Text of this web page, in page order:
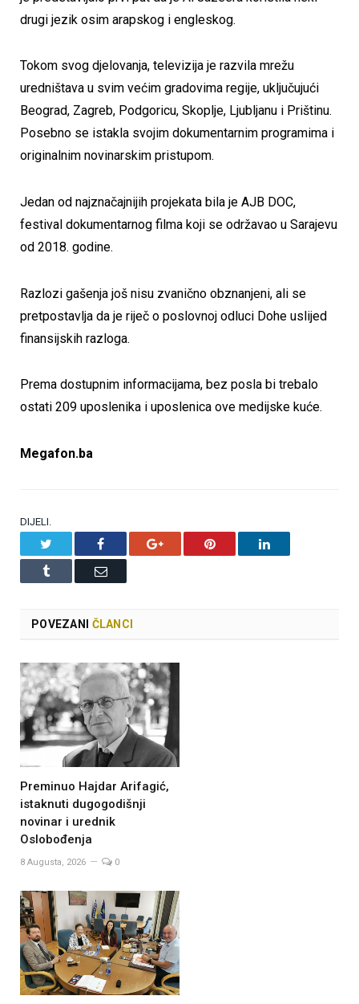
drugi jezik osim arapskog i engleskog.
Tokom svog djelovanja, televizija je razvila mrežu
uredništava u svim većim gradovima regije, uključujući
Beograd, Zagreb, Podgoricu, Skoplje, Ljubljanu i Prištinu.
Posebno se istakla svojim dokumentarnim programima i
originalnim novinarskim pristupom.
Jedan od najznačajnijih projekata bila je AJB DOC,
festival dokumentarnog filma koji se održavao u Sarajevu
od 2018. godine.
Razlozi gašenja još nisu zvanično obznanjeni, ali se
pretpostavlja da je riječ o poslovnoj odluci Dohe uslijed
finansijskih razloga.
Prema dostupnim informacijama, bez posla bi trebalo
ostati 209 uposlenika i uposlenica ove medijske kuće.
Megafon.ba
DIJELI.
Facebook Google+ Pinterest LinkedIn
Tumblr Email
POVEZANI ČLANCI
Preminuo Hajdar Arifagić,
istaknuti dugogodišnji
novinar i urednik
Oslobođenja
8 Augusta, 2026 0